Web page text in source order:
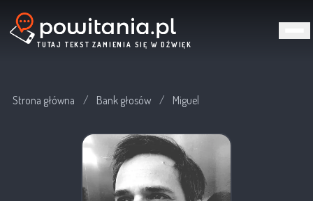
TUTAJ TEKST ZAMIENIA SIĘ W DŹWIĘK
Strona główna / Bank głosów / Miguel